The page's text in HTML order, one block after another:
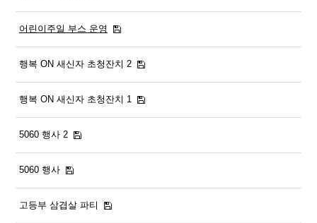
어린이주일 부스 운영
행복 ON 새신자 초청잔치 2
행복 ON 새신자 초청잔치 1
5060 행사 2
5060 행사
고등부 삼겹살 파티